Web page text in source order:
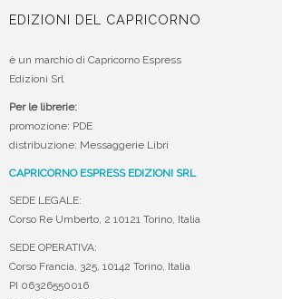
EDIZIONI DEL CAPRICORNO
è un marchio di Capricorno Espress
Edizioni Srl
Per le librerie:
promozione: PDE
distribuzione: Messaggerie Libri
CAPRICORNO ESPRESS EDIZIONI SRL
SEDE LEGALE:
Corso Re Umberto, 2 10121 Torino, Italia
SEDE OPERATIVA:
Corso Francia, 325, 10142 Torino, Italia
PI 06326550016